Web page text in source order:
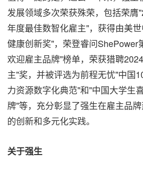
发展领域多次荣获殊荣，包括荣膺
年度最佳数智化雇主"，获得由美
健康创新奖"，荣登睿问ShePower
欢迎雇主品牌"榜单，荣获猎聘
主"奖，并被评选为前程无忧"中国
力资源数字化典范"和"中国大学生
牌"等，充分彰显了强生在雇主品
的创新和多元化实践。
关于强生